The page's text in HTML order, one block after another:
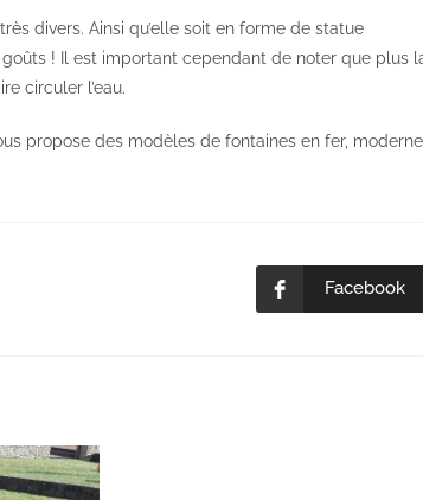
divers. Ainsi qu’elle soit en forme de statue
! Il est important cependant de noter que plus
circuler l’eau.
propose des modèles de fontaines en fer,
Ouvrir
dans
Facebook